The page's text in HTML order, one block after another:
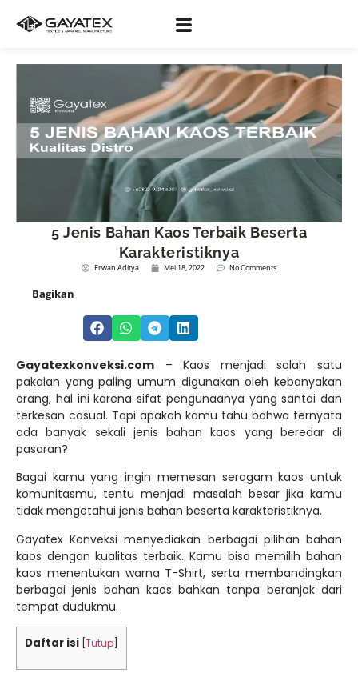
5 Jenis Bahan Kaos Terbaik Beserta
Karakteristiknya
Erwan Aditya Mei 18, 2022 No Comments
Bagikan
Gayatexkonveksi.com – Kaos menjadi salah satu
pakaian yang paling umum digunakan oleh kebanyakan
orang, hal ini karena sifat pengunaanya yang santai dan
terkesan casual. Tapi apakah kamu tahu bahwa ternyata
ada banyak sekali jenis bahan kaos yang beredar di
pasaran?
Bagai kamu yang ingin memesan seragam kaos untuk
komunitasmu, tentu menjadi masalah besar jika kamu
tidak mengetahui jenis bahan beserta karakteristiknya.
Gayatex Konveksi menyediakan berbagai pilihan bahan
kaos dengan kualitas terbaik. Kamu bisa memilih bahan
kaos menentukan warna T-Shirt, serta membandingkan
berbagai jenis bahan kaos bahkan tanpa beranjak dari
tempat dudukmu.
Daftar isi Tutup